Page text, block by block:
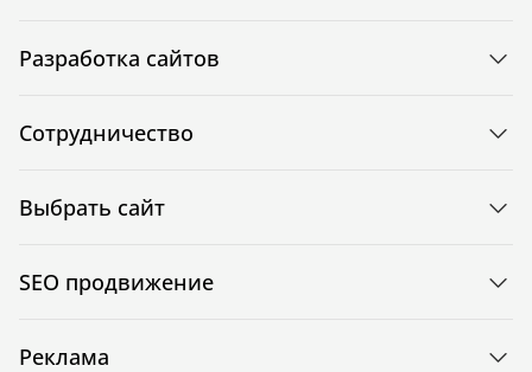
Разработка сайтов
Сотрудничество
Выбрать сайт
SEO продвижение
Реклама